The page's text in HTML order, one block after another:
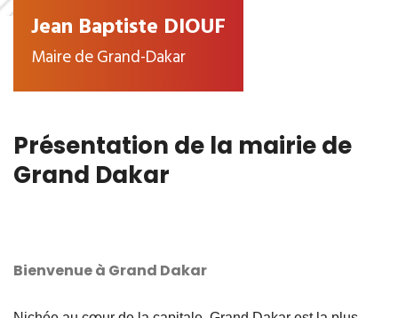
Jean Baptiste DIOUF
Maire de Grand-Dakar
Présentation de la mairie de
Grand Dakar
Bienvenue à Grand Dakar